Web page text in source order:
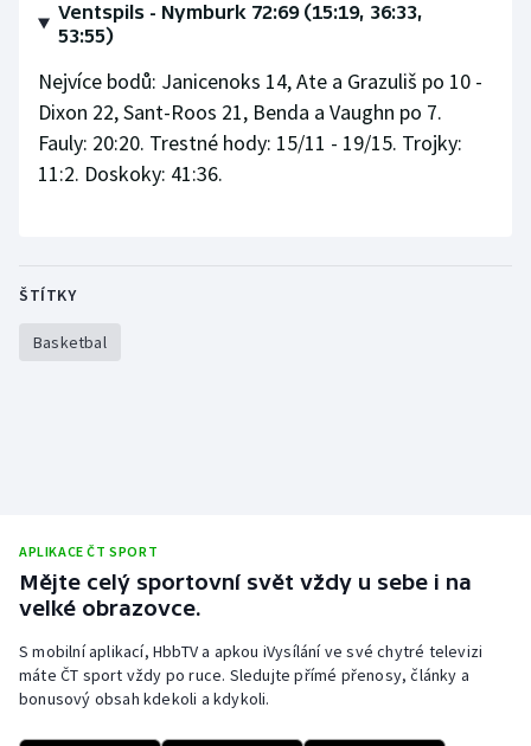
Plavání
Plážový volejbal
Ragby
Rychlobruslení
Short track
Vodní slalom
Volejbal
Ostatní
Ventspils - Nymburk 72:69 (15:19, 36:33,
53:55)
Nejvíce bodů: Janicenoks 14, Ate a Grazuliš po 10 -
Dixon 22, Sant-Roos 21, Benda a Vaughn po 7.
Fauly: 20:20. Trestné hody: 15/11 - 19/15. Trojky:
11:2. Doskoky: 41:36.
ŠTÍTKY
Basketbal
APLIKACE ČT SPORT
Mějte celý sportovní svět vždy u sebe i na
velké obrazovce.
S mobilní aplikací, HbbTV a apkou iVysílání ve své chytré televizi
máte ČT sport vždy po ruce. Sledujte přímé přenosy, články a
bonusový obsah kdekoli a kdykoli.